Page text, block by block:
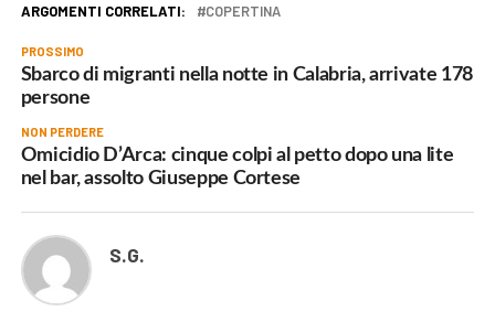
ARGOMENTI CORRELATI: COPERTINA
PROSSIMO
Sbarco di migranti nella notte in Calabria, arrivate 178
persone
NON PERDERE
Omicidio D’Arca: cinque colpi al petto dopo una lite
nel bar, assolto Giuseppe Cortese
S.G.